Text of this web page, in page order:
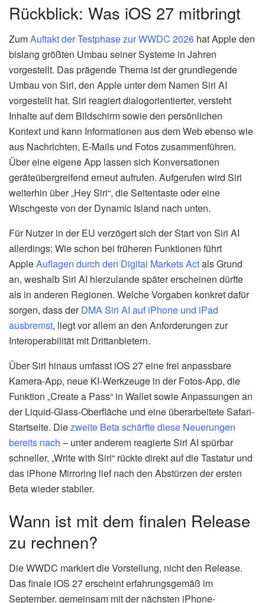
Rückblick: Was iOS 27 mitbringt
ZumAuftakt der Testphase zur WWDC 2026 hat Apple den
bislang größten Umbau seiner Systeme in Jahren
vorgestellt. Das prägende Thema ist der grundlegende
Umbau von Siri, den Apple unter dem Namen Siri AI
vorgestellt hat. Siri reagiert dialogorientierter, versteht
Inhalte auf dem Bildschirm sowie den persönlichen
Kontext und kann Informationen aus dem Web ebenso wie
aus Nachrichten, E-Mails und Fotos zusammenführen.
Über eine eigene App lassen sich Konversationen
geräteübergreifend erneut aufrufen. Aufgerufen wird Siri
weiterhin über „Hey Siri“, die Seitentaste oder eine
Wischgeste von der Dynamic Island nach unten.
Für Nutzer in der EU verzögert sich der Start von Siri AI
allerdings: Wie schon bei früheren Funktionen führt
AppleAuflagen durch den Digital Markets Actals Grund
an, weshalb Siri AI hierzulande später erscheinen dürfte
als in anderen Regionen. Welche Vorgaben konkret dafür
sorgen, dass derDMA Siri AI auf iPhone und iPad
ausbremst, liegt vor allem an den Anforderungen zur
Interoperabilität mit Drittanbietern.
Über Siri hinaus umfasst iOS 27 eine frei anpassbare
Kamera-App, neue KI-Werkzeuge in der Fotos-App, die
Funktion „Create a Pass“ in Wallet sowie Anpassungen an
der Liquid-Glass-Oberfläche und eine überarbeitete Safari-
Startseite. Diezweite Beta schärfte diese Neuerungen
bereits nach – unter anderem reagierte Siri AI spürbar
schneller, „Write with Siri“ rückte direkt auf die Tastatur und
das iPhone Mirroring lief nach den Abstürzen der ersten
Beta wieder stabiler.
Wann ist mit dem finalen Release
zu rechnen?
Die WWDC markiert die Vorstellung, nicht den Release.
Das finale iOS 27 erscheint erfahrungsgemäß im
September, gemeinsam mit der nächsten iPhone-